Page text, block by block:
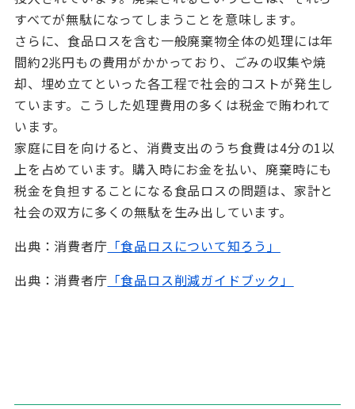
すべてが無駄になってしまうことを意味します。
さらに、食品ロスを含む一般廃棄物全体の処理には年
間約2兆円もの費用がかかっており、ごみの収集や焼
却、埋め立てといった各工程で社会的コストが発生し
ています。こうした処理費用の多くは税金で賄われて
います。
家庭に目を向けると、消費支出のうち食費は4分の1以
上を占めています。購入時にお金を払い、廃棄時にも
税金を負担することになる食品ロスの問題は、家計と
社会の双方に多くの無駄を生み出しています。
出典：消費者庁 「食品ロスについて知ろう」
出典：消費者庁 「食品ロス削減ガイドブック」